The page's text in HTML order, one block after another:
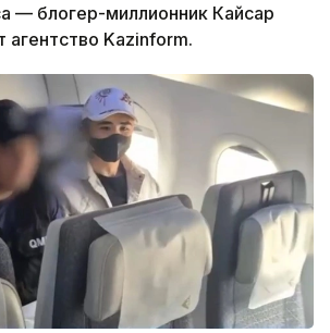
— блогер-миллионник Кайсар
агентство Kazinform.